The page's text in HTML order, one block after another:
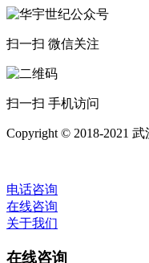
扫一扫 微信关注
扫一扫 手机访问
Copyright © 2018-2021
电话咨询
在线咨询
关于我们
在线咨询